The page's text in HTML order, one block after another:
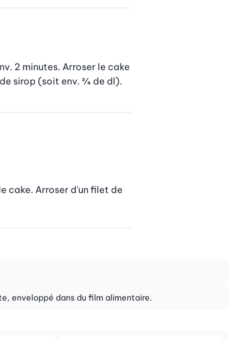
2 minutes. Arroser le cake
sirop (soit env. ¾  de dl).
cake. Arroser d'un filet de
enveloppé dans du film alimentaire.